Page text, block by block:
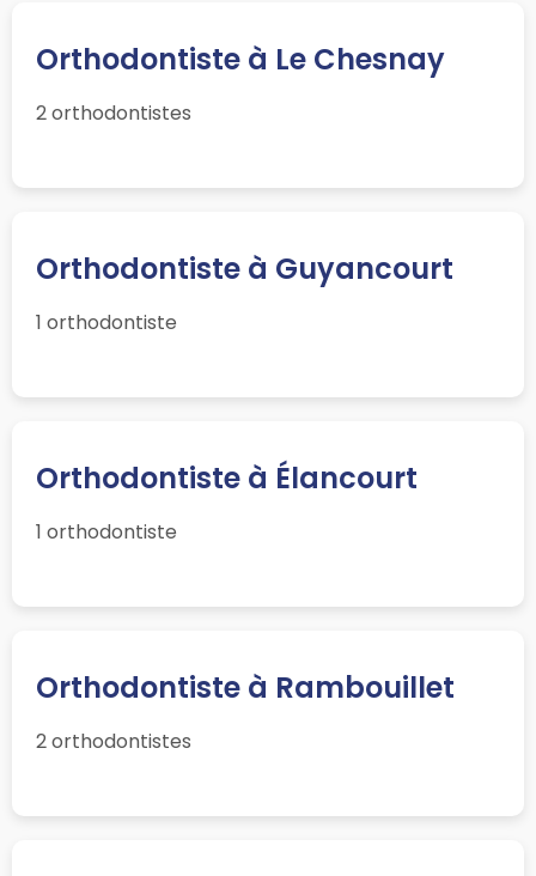
Orthodontiste à Le Chesnay
2 orthodontistes
Orthodontiste à Guyancourt
1 orthodontiste
Orthodontiste à Élancourt
1 orthodontiste
Orthodontiste à Rambouillet
2 orthodontistes